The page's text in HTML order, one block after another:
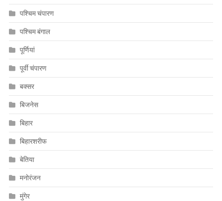
पश्चिम चंपारण
पश्चिम बंगाल
पूर्णियां
पूर्वी चंपारण
बक्सर
बिजनेस
बिहार
बिहारशरीफ
बेतिया
मनोरंजन
मुंगेर